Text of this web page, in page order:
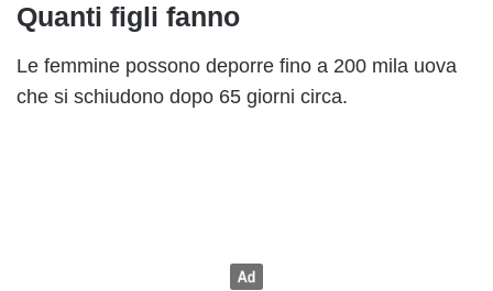
Quanti figli fanno
Le femmine possono deporre fino a 200 mila uova
che si schiudono dopo 65 giorni circa.